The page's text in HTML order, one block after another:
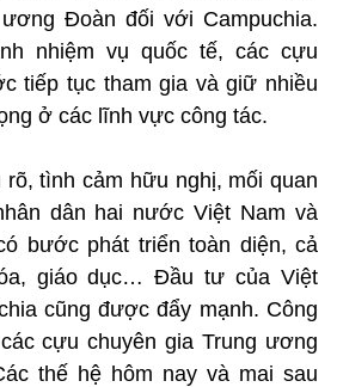
Đoàn đối với Campuchia.
nhiệm vụ quốc tế, các cựu
tiếp tục tham gia và giữ nhiều
ở các lĩnh vực công tác.
tình cảm hữu nghị, mối quan
dân hai nước Việt Nam và
bước phát triển toàn diện, cả
giáo dục… Đầu tư của Việt
cũng được đẩy mạnh. Công
cựu chuyên gia Trung ương
thế hệ hôm nay và mai sau